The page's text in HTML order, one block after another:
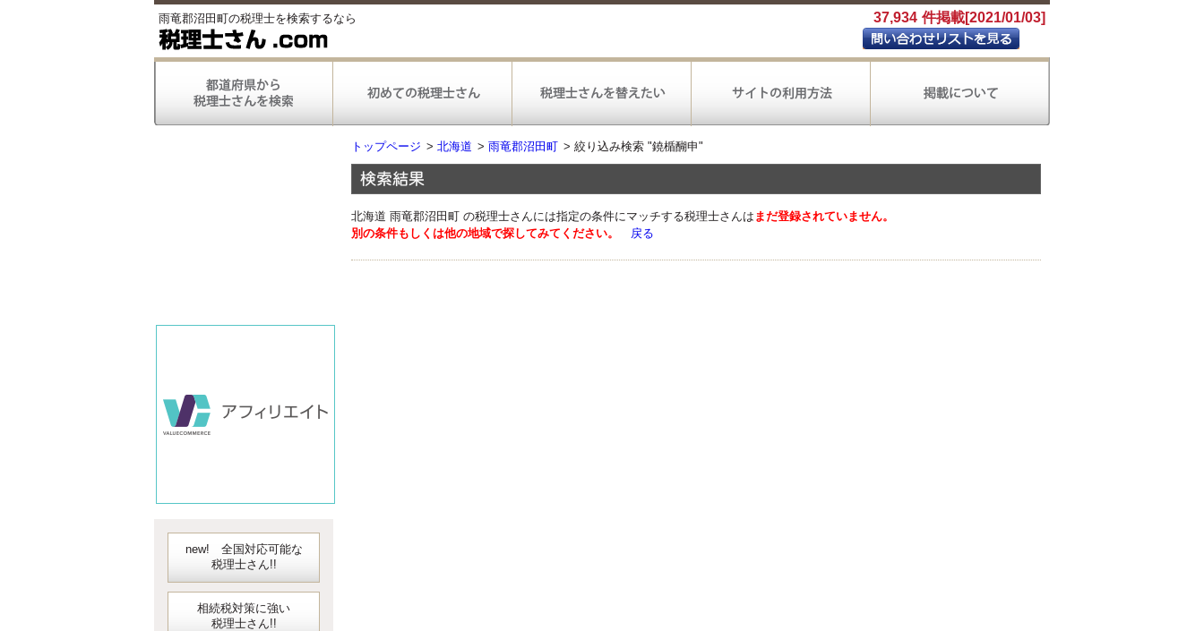
雨竜郡沼田町の税理士を検索するなら 37,934 件掲載[2021/01/03]
new! 全国対応可能な
税理士さん!!
相続税対策に強い
税理士さん!!
トップページ > 北海道 > 雨竜郡沼田町 > 絞り込み検索 "鐃楯醐申"
北海道 雨竜郡沼田町 の税理士さんには指定の条件にマッチする税理士さんは まだ登録されていません。
別の条件もしくは他の地域で探してみてください。
戻る